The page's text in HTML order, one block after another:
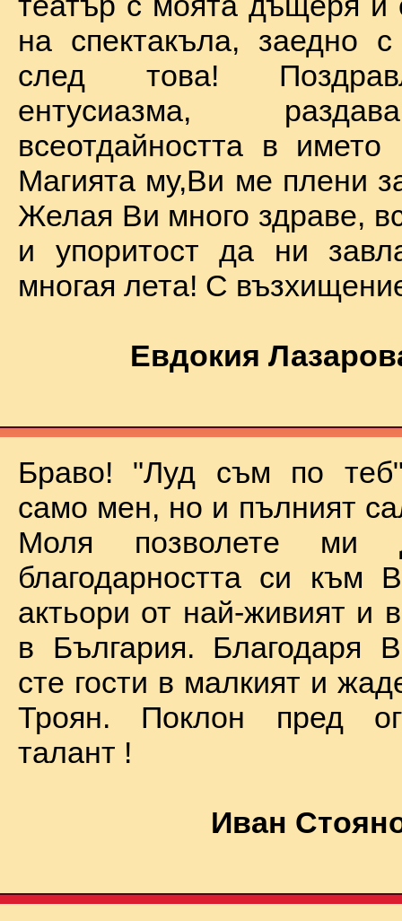
на спектакъла, заедно с
след това!
ентусиазма,
всеотдайността в името
Магията му,Ви ме плени
Желая Ви много здраве,
и упоритост да ни
многая лета! С
Евдокия
Браво! "Луд съм по
само мен, но и пълният
Моля позволете ми
благодарността си към
актьори от най-живият и
в България. Благодаря
сте гости в малкият и
Троян. Поклон пред
талант !
Иван